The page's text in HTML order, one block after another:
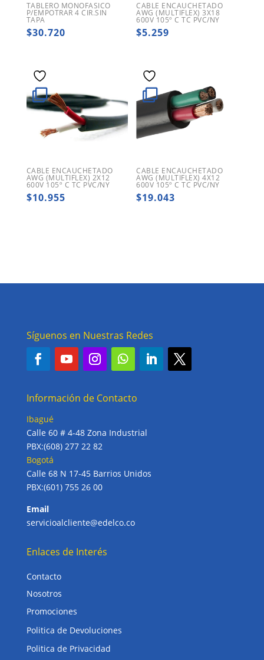
TABLERO MONOFASICO
P/EMPOTRAR 4 CIR.SIN
TAPA
$30.720
CABLE ENCAUCHETADO
AWG (MULTIFLEX) 3X18
600V 105º C TC PVC/NY
$5.259
CABLE ENCAUCHETADO
AWG (MULTIFLEX) 2X12
600V 105º C TC PVC/NY
$10.955
CABLE ENCAUCHETADO
AWG (MULTIFLEX) 4X12
600V 105º C TC PVC/NY
$19.043
Síguenos en Nuestras Redes
Información de Contacto
Ibagué
Calle 60 # 4-48 Zona Industrial
PBX:(608) 277 22 82
Bogotá
Calle 68 N 17-45 Barrios Unidos
PBX:(601) 755 26 00
Email
servicioalcliente@edelco.co
Enlaces de Interés
Contacto
Nosotros
Promociones
Politica de Devoluciones
Politica de Privacidad